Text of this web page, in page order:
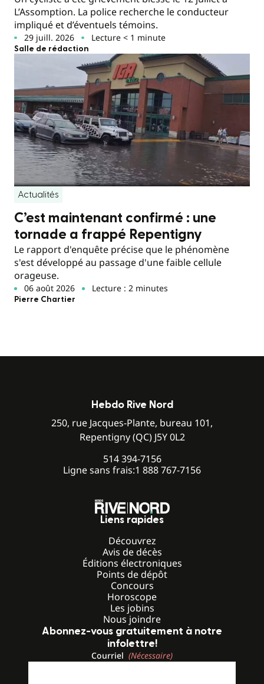
L’Assomption. La police recherche le conducteur
impliqué et d’éventuels témoins.
29 juill. 2026 Lecture < 1 minute
Salle de rédaction
Actualités
C’est maintenant confirmé : une
tornade a frappé Repentigny
Le rapport d'enquête précise que le phénomène
s'est développé au passage d'une faible cellule
orageuse.
06 août 2026 Lecture : 2 minutes
Pierre Chartier
Hebdo Rive Nord
250, rue Jacques-Plante, bureau 101,
Repentigny (QC) J5Y 0L2
514 394-7156
Ligne sans frais:1 888 767-7156
Liens rapides
Découvrez
Avis de décès
Éditions électroniques
Points de dépôt
Concours
Horoscope
Les jobins
Nous joindre
Abonnez-vous gratuitement à notre
infolettre!
Courriel (Nécessaire)